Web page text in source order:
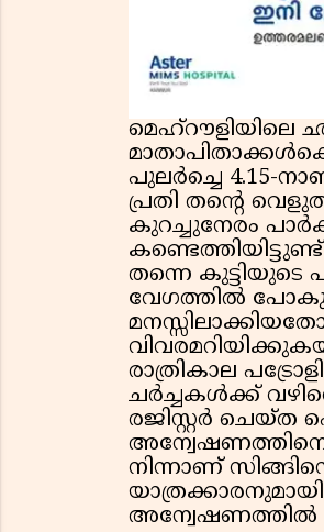
മെഹ്റൗളിയിലെ
പുലർച്ചെ 4.15-
പ്രതി തൻ്റെ
കുറച്ചുനേരം
തന്നെ കുട്ടിയുടെ
വേഗത്തിൽ
രാത്രികാല
ചർച്ചകൾക്ക്
രജിസ്റ്റർ ചെയ്ത
നിന്നാണ്
അന്വേഷണത്തിൽ